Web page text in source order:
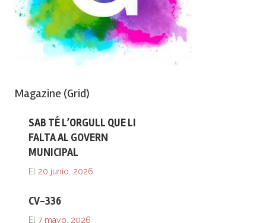
Magazine (Grid)
SAB TÉ L’ORGULL QUE LI
FALTA AL GOVERN
MUNICIPAL
El 20 junio, 2026
CV-336
El 7 mayo, 2026